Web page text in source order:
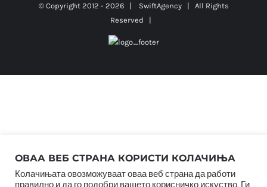
© Copyright 2012 - 2026 | SwiftAgency| All Rights
Reserved |
ОВАА ВЕБ СТРАНА КОРИСТИ КОЛАЧИЊА
Колачињата овозможуваат оваа веб страна да работи
правилно и да го подобри вашето корисничко искуство. Ги